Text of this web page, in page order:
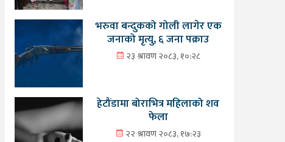
भरुवा बन्दुकको गोली लागेर एक
जनाको मृत्यु, ६ जना पक्राउ
२३ श्रावण २०८३, १०:२८
हेटौंडामा बोराभित्र महिलाको शव
फेला
२२ श्रावण २०८३, १७:२३